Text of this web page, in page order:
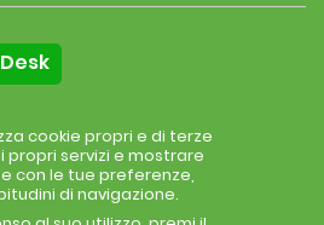
cookie propri e di terze
propri servizi e mostrare
con le tue preferenze,
di navigazione.